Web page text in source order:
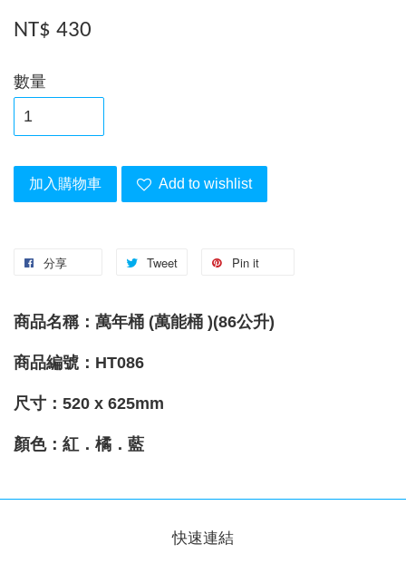
NT$ 430
數量
加入購物車 Add to wishlist
分享 Tweet Pin it
商品名稱：萬年桶 (萬能桶 )(86公升)
商品編號：HT086
尺寸：520 x 625mm
顏色：紅．橘．藍
快速連結